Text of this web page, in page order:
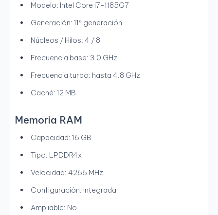
Modelo: Intel Core i7-1185G7
Generación: 11ª generación
Núcleos / Hilos: 4 / 8
Frecuencia base: 3.0 GHz
Frecuencia turbo: hasta 4.8 GHz
Caché: 12 MB
Memoria RAM
Capacidad: 16 GB
Tipo: LPDDR4x
Velocidad: 4266 MHz
Configuración: Integrada
Ampliable: No